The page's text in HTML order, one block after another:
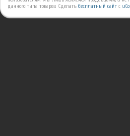
данного типа товаров. Сделать бесплатный сайт с